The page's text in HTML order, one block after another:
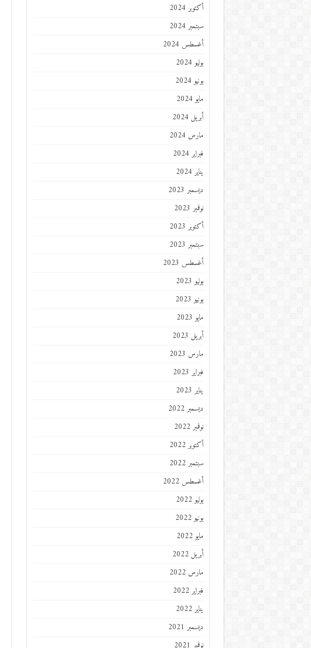
أكتوبر 2024
سبتمبر 2024
أغسطس 2024
يوليو 2024
يونيو 2024
مايو 2024
أبريل 2024
مارس 2024
فبراير 2024
يناير 2024
ديسمبر 2023
نوفمبر 2023
أكتوبر 2023
سبتمبر 2023
أغسطس 2023
يوليو 2023
يونيو 2023
مايو 2023
أبريل 2023
مارس 2023
فبراير 2023
يناير 2023
ديسمبر 2022
نوفمبر 2022
أكتوبر 2022
سبتمبر 2022
أغسطس 2022
يوليو 2022
يونيو 2022
مايو 2022
أبريل 2022
مارس 2022
فبراير 2022
يناير 2022
ديسمبر 2021
نوفمبر 2021